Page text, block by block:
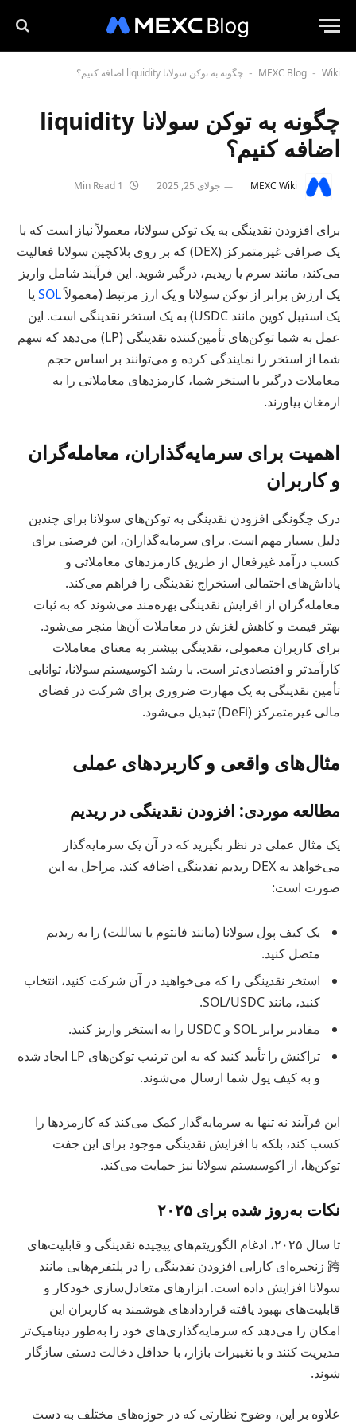
MEXC Blog - Wiki
- چگونه به توکن سولانا liquidity اضافه کنیم؟
چگونه به توکن سولانا liquidity
اضافه کنیم؟
MEXC Wiki جولای 25, 2025
برای افزودن نقدینگی به یک توکن سولانا، معمولاً نیاز است که با
یک صرافی غیرمتمرکز (DEX) که بر روی بلاکچین سولانا فعالیت
می‌کند، مانند سرم یا ریدیم، درگیر شوید. این فرآیند شامل واریز
یک ارزش برابر از توکن سولانا و یک ارز مرتبط (معمولاًSOL یا
یک استیبل کوین مانند USDC) به یک استخر نقدینگی است. این
عمل به شما توکن‌های تأمین‌کننده نقدینگی (LP) می‌دهد که سهم
شما از استخر را نمایندگی کرده و می‌توانند بر اساس حجم
معاملات درگیر با استخر شما، کارمزدهای معاملاتی را به
ارمغان بیاورند.
اهمیت برای سرمایه‌گذاران، معامله‌گران
و کاربران
درک چگونگی افزودن نقدینگی به توکن‌های سولانا برای چندین
دلیل بسیار مهم است. برای سرمایه‌گذاران، این فرصتی برای
کسب درآمد غیرفعال از طریق کارمزدهای معاملاتی و
پاداش‌های احتمالی استخراج نقدینگی را فراهم می‌کند.
معامله‌گران از افزایش نقدینگی بهره‌مند می‌شوند که به ثبات
بهتر قیمت و کاهش لغزش در معاملات آن‌ها منجر می‌شود.
برای کاربران معمولی، نقدینگی بیشتر به معنای معاملات
کارآمدتر و اقتصادی‌تر است. با رشد اکوسیستم سولانا، توانایی
تأمین نقدینگی به یک مهارت ضروری برای شرکت در فضای
مالی غیرمتمرکز (DeFi) تبدیل می‌شود.
مثال‌های واقعی و کاربردهای عملی
مطالعه موردی: افزودن نقدینگی در ریدیم
یک مثال عملی در نظر بگیرید که در آن یک سرمایه‌گذار
می‌خواهد به DEX ریدیم نقدینگی اضافه کند. مراحل به این
صورت است:
یک کیف پول سولانا (مانند فانتوم یا ساللت) را به ریدیم
متصل کنید.
استخر نقدینگی را که می‌خواهید در آن شرکت کنید، انتخاب
کنید، مانند SOL/USDC.
مقادیر برابر SOL و USDC را به استخر واریز کنید.
تراکنش را تأیید کنید که به این ترتیب توکن‌های LP ایجاد شده
و به کیف پول شما ارسال می‌شوند.
این فرآیند نه تنها به سرمایه‌گذار کمک می‌کند که کارمزدها را
کسب کند، بلکه با افزایش نقدینگی موجود برای این جفت
توکن‌ها، از اکوسیستم سولانا نیز حمایت می‌کند.
نکات به‌روز شده برای ۲۰۲۵
تا سال ۲۰۲۵، ادغام الگوریتم‌های پیچیده نقدینگی و قابلیت‌های
跨 زنجیره‌ای کارایی افزودن نقدینگی را در پلتفرم‌هایی مانند
سولانا افزایش داده است. ابزارهای متعادل‌سازی خودکار و
قابلیت‌های بهبود یافته قراردادهای هوشمند به کاربران این
امکان را می‌دهد که سرمایه‌گذاری‌های خود را به‌طور دینامیک‌تر
مدیریت کنند و با تغییرات بازار، با حداقل دخالت دستی سازگار
شوند.
علاوه بر این، وضوح نظارتی که در حوزه‌های مختلف به دست